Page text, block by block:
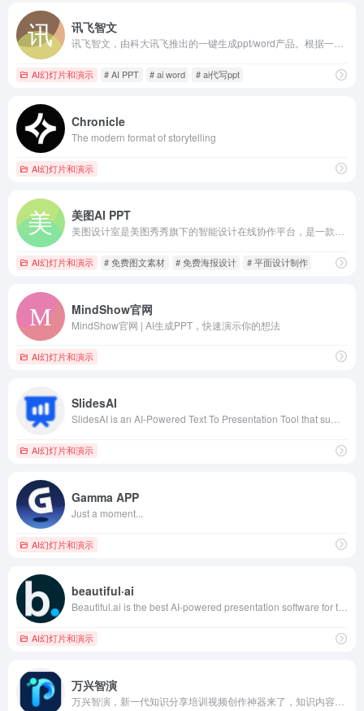
讯飞智文
AI幻灯片和演示 # AI PPT # ai word # ai代写ppt
Chronicle
The modern format of storytelling
AI幻灯片和演示
美图AI PPT
AI幻灯片和演示 # 免费图文素材 # 免费海报设计 # 平面设计制作
MindShow官网
MindShow官网 | AI生成PPT，快速演示你的想法
AI幻灯片和演示
SlidesAI
AI幻灯片和演示
Gamma APP
Just a moment...
AI幻灯片和演示
beautiful·ai
AI幻灯片和演示
万兴智演